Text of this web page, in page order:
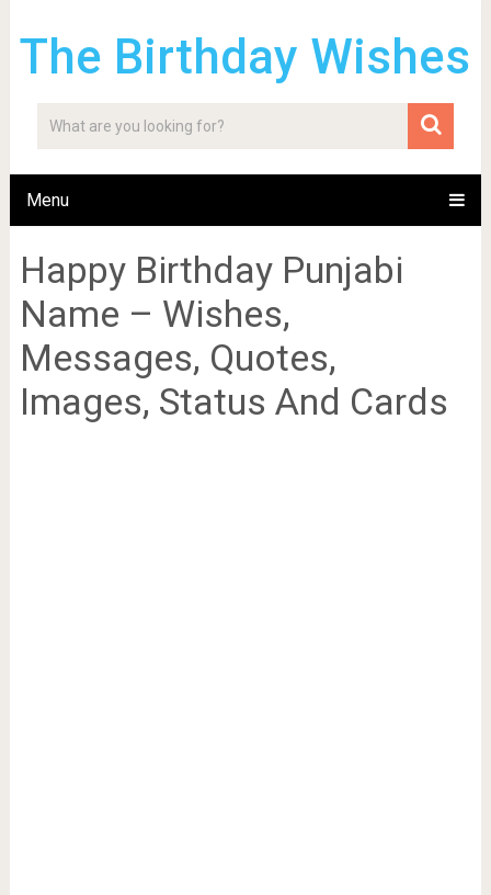
The Birthday Wishes
Menu
Happy Birthday Punjabi
Name – Wishes,
Messages, Quotes,
Images, Status And Cards